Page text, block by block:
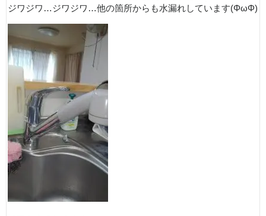
ジワジワ…ジワジワ…他の箇所からも水漏れしています(ΦωΦ)